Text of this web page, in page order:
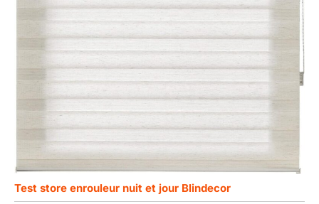
Test store enrouleur nuit et jour Blindecor